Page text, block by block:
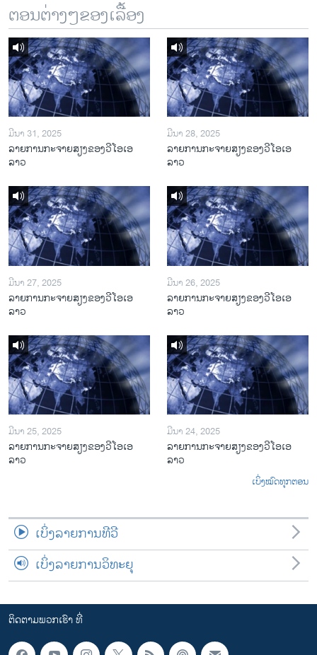
ຕອນຕ່າງໆຂອງເລື້ອງ
ມີນາ 31, 2025
ລາຍການກະຈາຍສຽງຂອງວີໂອເອ
ລາວ
ມີນາ 28, 2025
ລາຍການກະຈາຍສຽງຂອງວີໂອເອ
ລາວ
ມີນາ 27, 2025
ລາຍການກະຈາຍສຽງຂອງວີໂອເອ
ລາວ
ມີນາ 26, 2025
ລາຍການກະຈາຍສຽງຂອງວີໂອເອ
ລາວ
ມີນາ 25, 2025
ລາຍການກະຈາຍສຽງຂອງວີໂອເອ
ລາວ
ມີນາ 24, 2025
ລາຍການກະຈາຍສຽງຂອງວີໂອເອ
ລາວ
ເບິ່ງໝົດທຸກຕອນ
ເບິ່ງລາຍການທີວີ
ເບິ່ງລາຍການວິທະຍຸ
ຕິດຕາມພວກເຮົາ ທີ່